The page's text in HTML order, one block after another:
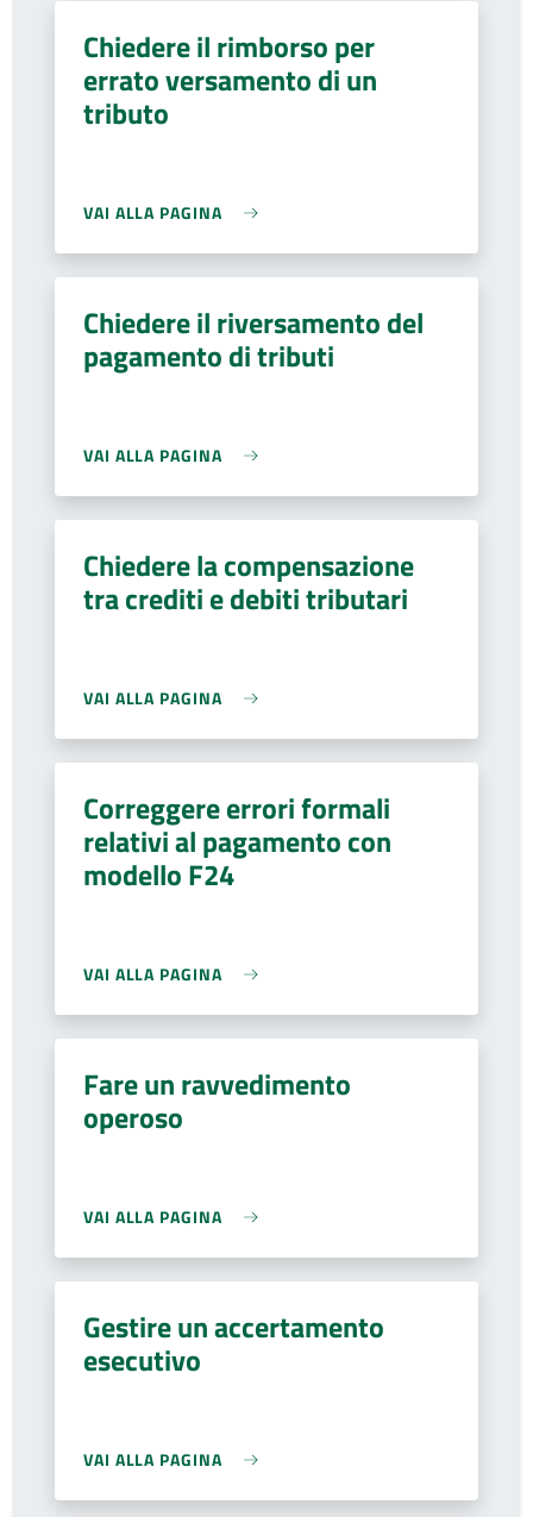
Chiedere il rimborso per
errato versamento di un
tributo
VAI ALLA PAGINA
Chiedere il riversamento del
pagamento di tributi
VAI ALLA PAGINA
Chiedere la compensazione
tra crediti e debiti tributari
VAI ALLA PAGINA
Correggere errori formali
relativi al pagamento con
modello F24
VAI ALLA PAGINA
Fare un ravvedimento
operoso
VAI ALLA PAGINA
Gestire un accertamento
esecutivo
VAI ALLA PAGINA